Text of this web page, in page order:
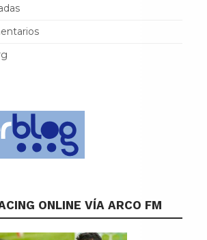
ONLINE VÍA ARCO FM